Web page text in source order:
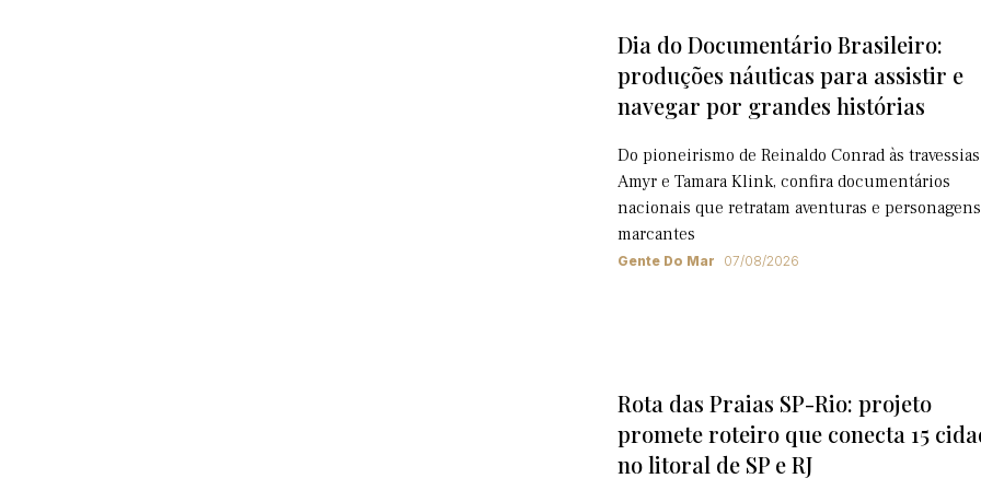
Dia do Documentário Brasileiro:
produções náuticas para assistir e
navegar por grandes histórias
Do pioneirismo de Reinaldo Conrad às
Amyr e Tamara Klink, confira documentários
nacionais que retratam aventuras e personagens
marcantes
Gente Do Mar 07/08/2026
Rota das Praias SP-Rio: projeto
promete roteiro que conecta 15
no litoral de SP e RJ